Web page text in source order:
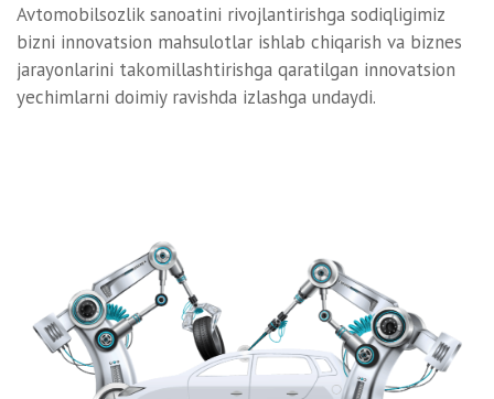
Avtomobilsozlik sanoatini rivojlantirishga sodiqligimiz
bizni innovatsion mahsulotlar ishlab chiqarish va biznes
jarayonlarini takomillashtirishga qaratilgan innovatsion
yechimlarni doimiy ravishda izlashga undaydi.